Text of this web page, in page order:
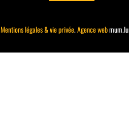
Mentions légales & vie privée.Agence webmum.lu